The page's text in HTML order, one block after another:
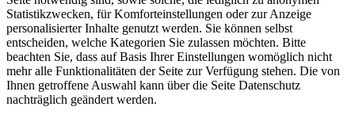
Statistikzwecken, für Komforteinstellungen oder zur Anzeige
personalisierter Inhalte genutzt werden. Sie können selbst
entscheiden, welche Kategorien Sie zulassen möchten. Bitte
beachten Sie, dass auf Basis Ihrer Einstellungen womöglich nicht
mehr alle Funktionalitäten der Seite zur Verfügung stehen. Die von
Ihnen getroffene Auswahl kann über die Seite Datenschutz
nachträglich geändert werden.